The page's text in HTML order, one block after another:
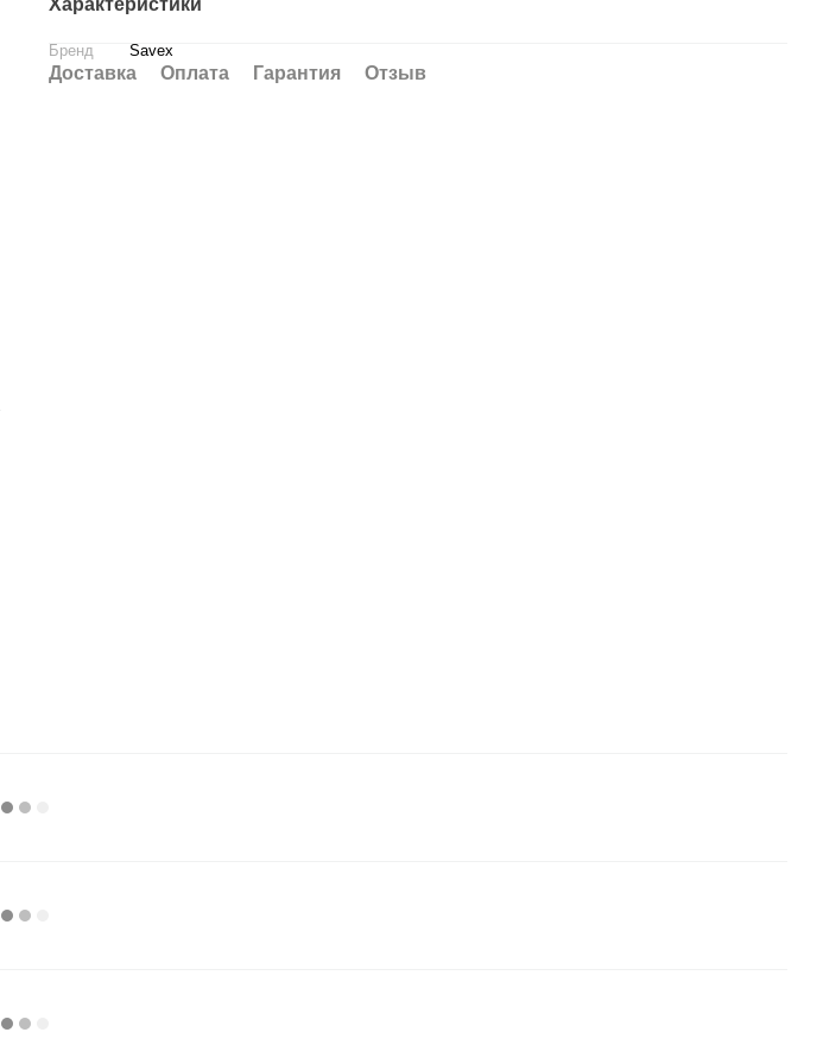
Характеристики
Бренд Savex
Доставка Оплата Гарантия Отзыв